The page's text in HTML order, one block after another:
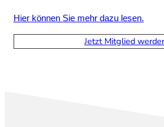
Hier können Sie mehr dazu lesen.
Jetzt Mitglied